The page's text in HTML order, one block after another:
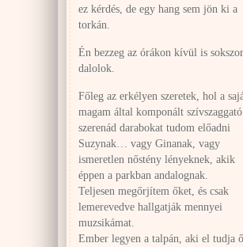
ez kérdés, de egy hang sem jön ki a
torkán.
Én bezzeg az órákon kívül is sokszor
dalolok.
Főleg az erkélyen szeretek, hol a
magam által komponált szívszaggató
szerenád darabokat tudom előadni
Suzynak… vagy Ginanak, vagy
ismeretlen nőstény lényeknek, akik
éppen a parkban andalognak.
Teljesen megőrjítem őket, és csak
lemerevedve hallgatják mennyei
muzsikámat.
Ember legyen a talpán, aki el tudja